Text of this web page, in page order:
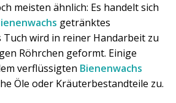
meisten ähnlich: Es handelt sich
getränktes
Tuch wird in reiner Handarbeit zu
Röhrchen geformt. Einige
verflüssigten Bienenwachs
Öle oder Kräuterbestandteile zu.